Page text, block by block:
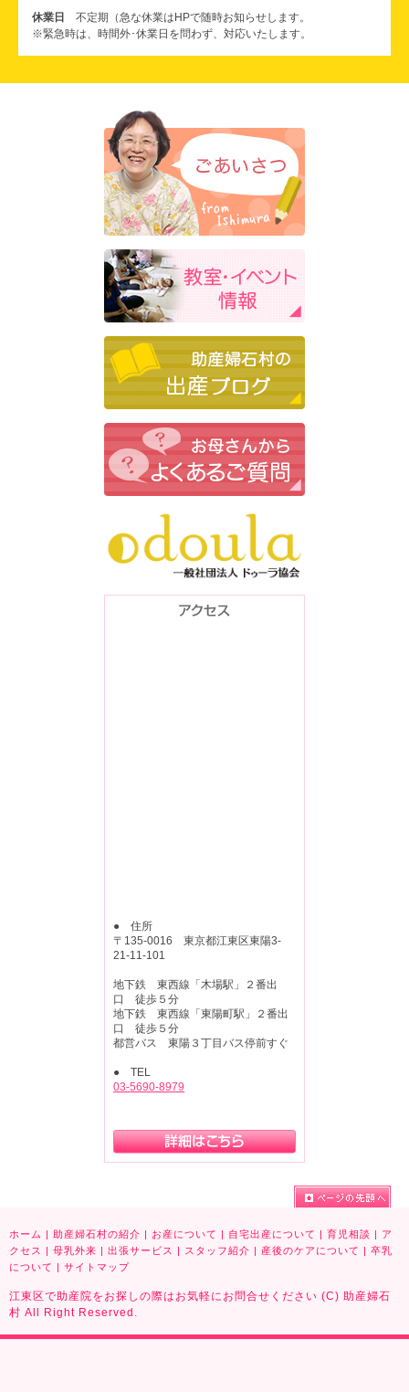
休業日
不定期（急な休業はHPで随時お知らせします。
※緊急時は、時間外･休業日を問わず、対応いたします。
● 住所
〒135-0016 東京都江東区東陽3-
21-11-101
地下鉄 東西線「木場駅」２番出
口 徒歩５分
地下鉄 東西線「東陽町駅」２番出
口 徒歩５分
都営バス 東陽３丁目バス停前すぐ
● TEL
03-5690-8979
ホーム | 助産婦石村の紹介 | お産について | 自宅出産について | 育児相談 | ア
クセス
| 母乳外来 | 出張サービス | スタッフ紹介 | 産後のケアについて | 卒乳
について | サイトマップ
江東区で助産院をお探しの際はお気軽にお問合せください (C) 助産婦石
村 All Right Reserved.